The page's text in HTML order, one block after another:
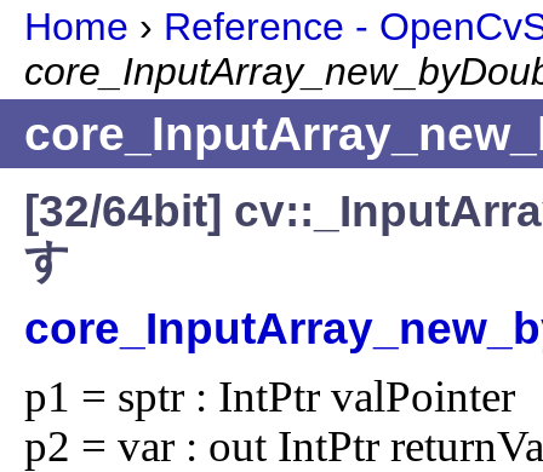
Home › Reference -
[32/64bit]
す
p1 = sptr : IntPtr valPointer
p2 = var : out IntPtr